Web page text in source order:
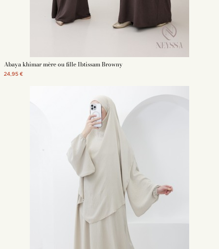
forme de votre abaya
a aussi son importance. Une abaya simple et
droite va parfaitement avec un khimar long. Une abaya papillon se marie
avec tous nos modèles de khumur. Cette forme cache mieux votre
silhouette qu'une abaya droite. Assurez-vous que sa longueur permette de
La matière du khimar : jazz, soie de Médine ou mousseline
, le rendu ne sera pas le même.
Prenez le temps de comparer les tissus selon différents critères : opacité,
fluidité, résistance, etc. Les tissus principaux sont le jazz, la soie de
Médine et la mousseline. Pour durer, votre voile et votre robe doivent être
Le prix du set khimar et de la abaya
Le prix a aussi son importance dans le choix de votre ensemble abaya et
khimar. Si vous ne portez votre tenue que pour la prière quotidienne, il n'est
pas forcément pertinent de payer le prix fort. En revanche, si vous
souhaitez porter votre tenue au quotidien, il est préférable de prendre
voile et une abaya de qualité
, quitte à y mettre le prix.
Abaya khimar mère ou fille Ibtissam Browny
24,95 €